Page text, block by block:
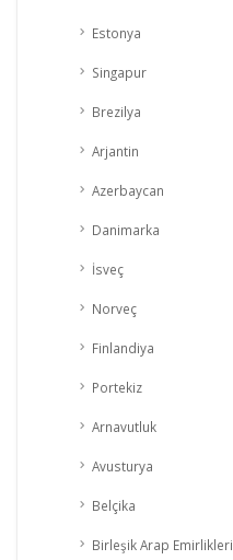
Estonya
Singapur
Brezilya
Arjantin
Azerbaycan
Danimarka
İsveç
Norveç
Finlandiya
Portekiz
Arnavutluk
Avusturya
Belçika
Birleşik Arap Emirlikleri